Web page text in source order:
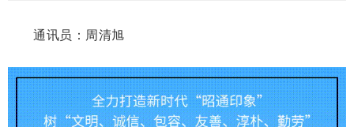
通讯员：周清旭